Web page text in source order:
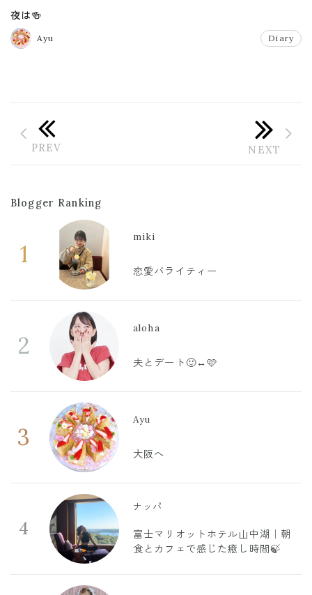
夜は🍻
Ayu Diary
Blogger Ranking
1
miki
恋愛バライティー
2
aloha
夫とデート🙂‍↔️🩷
3
Ayu
大阪へ
4
ナッパ
富士マリオットホテル山中湖｜朝
食とカフェで感じた癒し時間🍃